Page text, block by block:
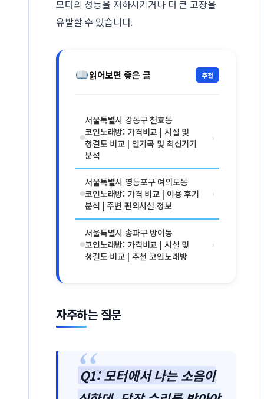
모터의 성능을 저하시키거나 더 큰 고장을
유발할 수 있습니다.
읽어보면 좋은 글 추천
서울특별시 강동구 천호동
코인노래방: 가격비교 | 시설 및
청결도 비교 | 인기곡 및 최신기기
분석
›
서울특별시 영등포구 여의도동
코인노래방: 가격 비교 | 이용 후기
분석 | 주변 편의시설 정보
›
서울특별시 송파구 방이동
코인노래방: 가격비교 | 시설 및
청결도 비교 | 추천 코인노래방
›
자주하는 질문
Q1: 모터에서 나는 소음이